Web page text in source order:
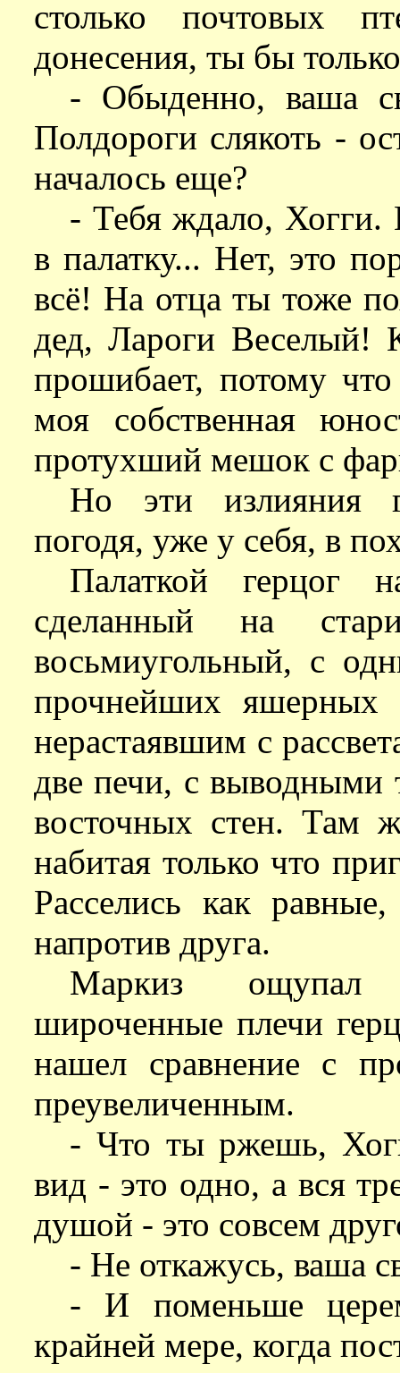
столько почтовых
донесения, ты бы
- Обыденно, ваша
Полдороги слякоть -
началось еще?
- Тебя ждало, Хогги.
в палатку... Нет, это
всё! На отца ты тоже
дед, Лароги Веселый!
прошибает, потому
моя собственная
протухший мешок с
Но эти излияния
погодя, уже у себя, в
Палаткой герцог
сделанный на
восьмиугольный, с
прочнейших
нерастаявшим с
две печи, с выводными
восточных стен. Там
набитая только что
Расселись как
напротив друга.
Маркиз ощупал
широченные плечи
нашел сравнение с
преувеличенным.
- Что ты ржешь,
вид - это одно, а вся
душой - это совсем
- Не откажусь, ваша
- И поменьше
крайней мере, когда